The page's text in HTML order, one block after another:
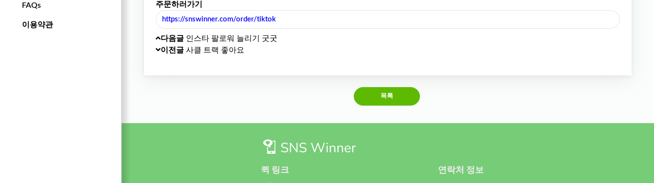
FAQs
이용약관
주문하러가기
https://snswinner.com/order/tiktok
다음글인스타 팔로워 늘리기 굿굿
이전글사클 트랙 좋아요
목록
퀵 링크 연락처 정보